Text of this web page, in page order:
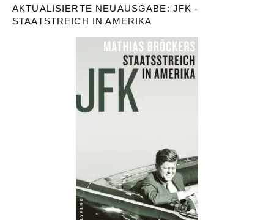
AKTUALISIERTE NEUAUSGABE: JFK -
STAATSTREICH IN AMERIKA